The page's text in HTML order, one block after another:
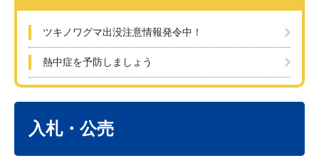
ツキノワグマ出没注意情報発令中！
熱中症を予防しましょう
入札・公売